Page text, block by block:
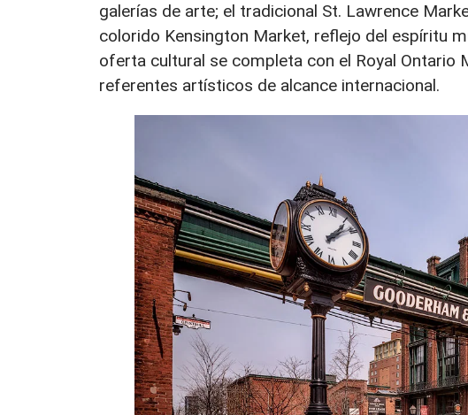
galerías de arte; el tradicional St. Lawrence
colorido Kensington Market, reflejo del espíritu
oferta cultural se completa con el Royal Ontario
referentes artísticos de alcance internacional.